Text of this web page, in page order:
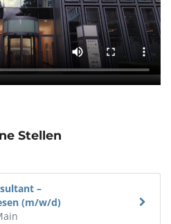
Stellen
– Business Analyst
(m/w/d)